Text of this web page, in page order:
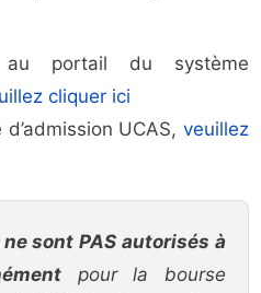
portail du système
cliquer ici
UCAS, veuillez
ne sont PAS autorisés à
pour la bourse